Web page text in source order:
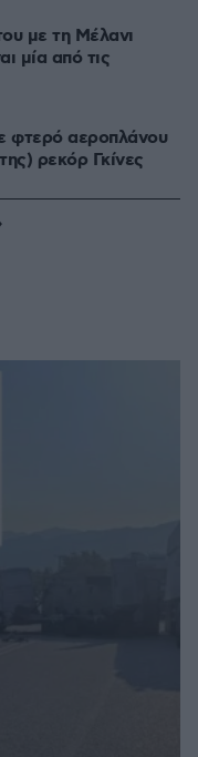
με τη Μέλανι
μία από τις
φτερό αεροπλάνου
ρεκόρ Γκίνες